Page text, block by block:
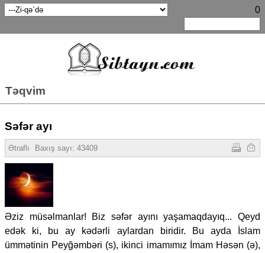
0
Təqvim
Səfər ayı
Ətraflı Baxış sayı: 43409
Əziz müsəlmanlar! Biz səfər ayını yaşamaqdayıq... Qeyd
edək ki, bu ay kədərli aylardan biridir. Bu ayda İslam
ümmətinin Peyğəmbəri (s), ikinci imamımız İmam Həsən (ə),